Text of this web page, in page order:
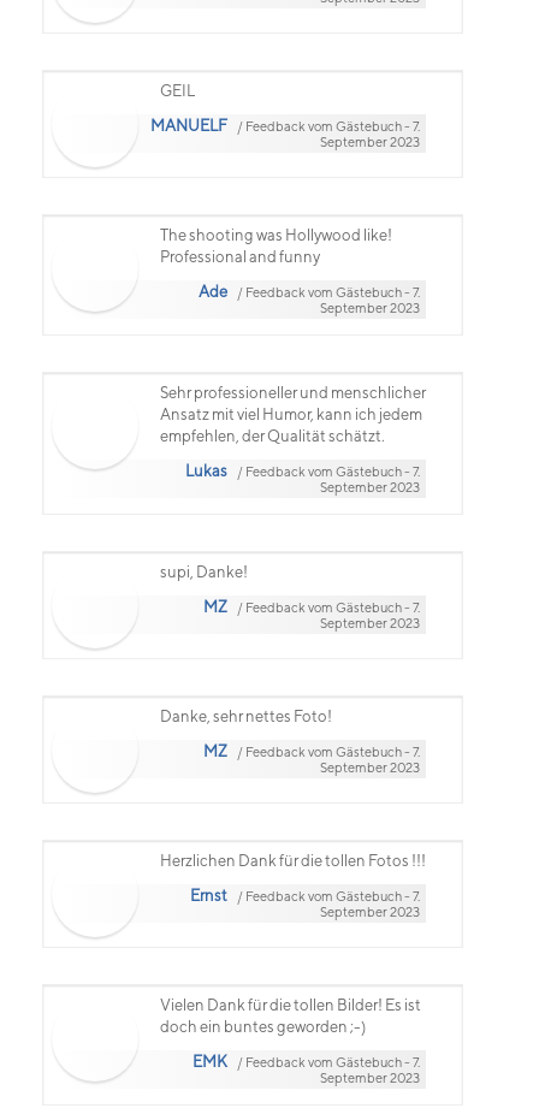
GEIL
MANUELF
/ Feedback vom Gästebuch - 7.
September 2023
The shooting was Hollywood like!
Professional and funny
Ade
/ Feedback vom Gästebuch - 7.
September 2023
Sehr professioneller und menschlicher
Ansatz mit viel Humor, kann ich jedem
empfehlen, der Qualität schätzt.
Lukas
/ Feedback vom Gästebuch - 7.
September 2023
supi, Danke!
MZ
/ Feedback vom Gästebuch - 7.
September 2023
Danke, sehr nettes Foto!
MZ
/ Feedback vom Gästebuch - 7.
September 2023
Herzlichen Dank für die tollen Fotos !!!
Ernst
/ Feedback vom Gästebuch - 7.
September 2023
Vielen Dank für die tollen Bilder! Es ist
doch ein buntes geworden ;-)
EMK
/ Feedback vom Gästebuch - 7.
September 2023